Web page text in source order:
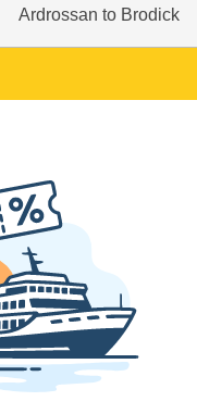
Ardrossan to Brodick